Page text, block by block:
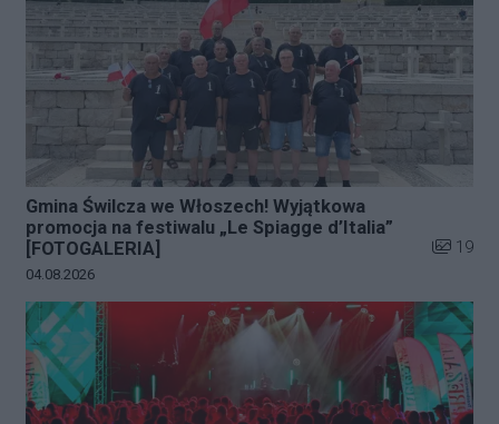
Gmina Świlcza we Włoszech! Wyjątkowa
promocja na festiwalu „Le Spiagge d’Italia”
[FOTOGALERIA]
Liczba
19
Data dodania galerii:
04.08.2026